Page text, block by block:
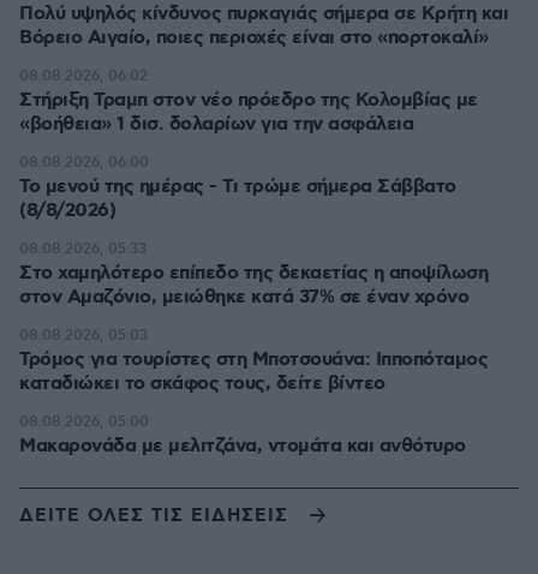
Πολύ υψηλός κίνδυνος πυρκαγιάς σήμερα σε Κρήτη και
Βόρειο Αιγαίο, ποιες περιοχές είναι στο «πορτοκαλί»
Στήριξη Τραμπ στον νέο πρόεδρο της Κολομβίας με
«βοήθεια» 1 δισ. δολαρίων για την ασφάλεια
08.08.2026, 06:02
Το μενού της ημέρας - Τι τρώμε σήμερα Σάββατο
(8/8/2026)
08.08.2026, 06:00
Στο χαμηλότερο επίπεδο της δεκαετίας η αποψίλωση
στον Αμαζόνιο, μειώθηκε κατά 37% σε έναν χρόνο
08.08.2026, 05:33
Τρόμος για τουρίστες στη Μποτσουάνα: Ιπποπόταμος
καταδιώκει το σκάφος τους, δείτε βίντεο
08.08.2026, 05:03
Μακαρονάδα με μελιτζάνα, ντομάτα και ανθότυρο
08.08.2026, 05:00
ΔΕΙΤΕ ΟΛΕΣ ΤΙΣ ΕΙΔΗΣΕΙΣ